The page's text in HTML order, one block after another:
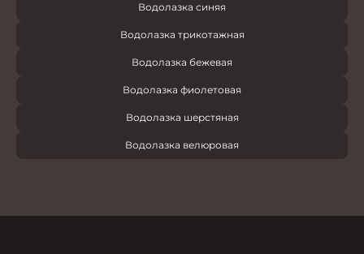
Водолазка синяя
Водолазка трикотажная
Водолазка бежевая
Водолазка фиолетовая
Водолазка шерстяная
Водолазка велюровая